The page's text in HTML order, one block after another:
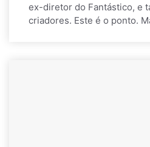
ex-diretor do Fantástico, e
criadores. Este é o ponto.